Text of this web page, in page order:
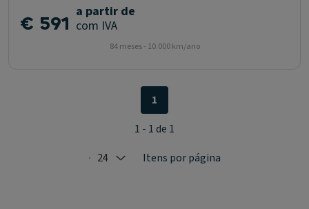
€ 591 a partir de
com IVA
84 meses - 10.000 km/ano
Selected: 24
24 Itens por página
1
1 - 1 de 1